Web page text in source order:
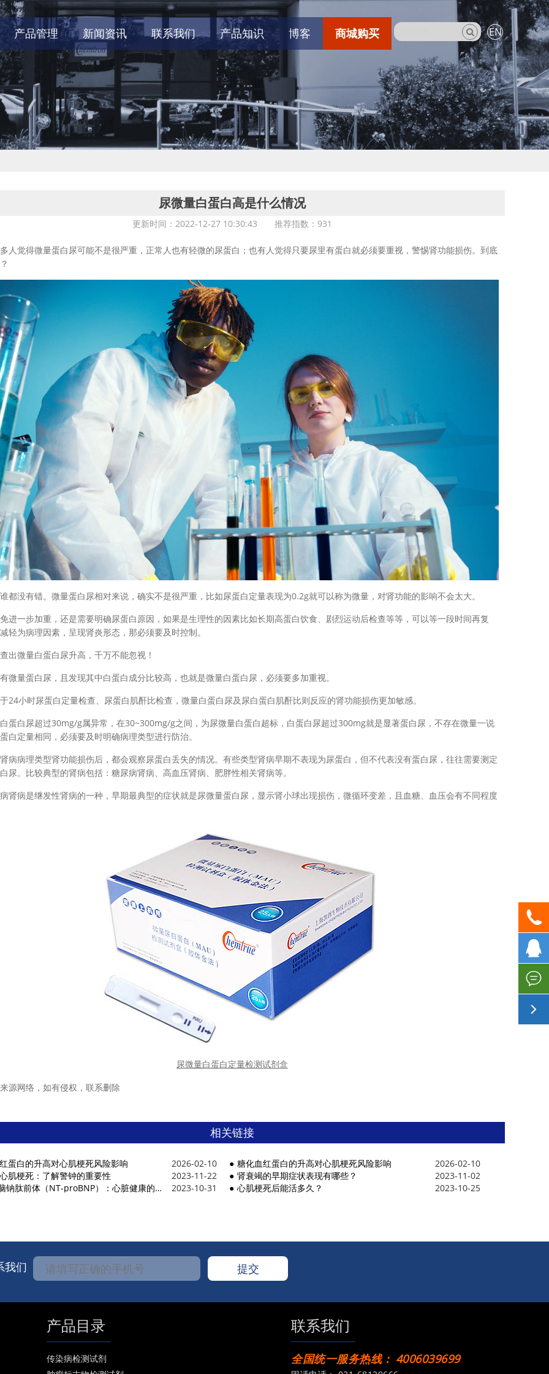
产品管理 新闻资讯 联系我们 产品知识 博客 商城购买 EN
尿微量白蛋白高是什么情况
更新时间：2022-12-27 10:30:43 推荐指数： 931
得微量蛋白尿可能不是很严重，正常人也有轻微的尿蛋白；也有人觉得只要尿里有蛋白就必须要重视，警惕肾功能损伤。到底
有错。微量蛋白尿相对来说，确实不是很严重，比如尿蛋白定量表现为0.2g就可以称为微量，对肾功能的影响不会太大。
步加重，还是需要明确尿蛋白原因，如果是生理性的因素比如长期高蛋白饮食、剧烈运动后检查等等，可以等一段时间再复
轻为病理因素，呈现肾炎形态，那必须要及时控制。
微量白蛋白尿升高，千万不能忽视！
蛋白尿，且发现其中白蛋白成分比较高，也就是微量白蛋白尿，必须要多加重视。
时尿蛋白定量检查、尿蛋白肌酐比检查，微量白蛋白尿及尿白蛋白肌酐比则反应的肾功能损伤更加敏感。
尿超过30mg/g属异常，在30~300mg/g之间，为尿微量白蛋白超标，白蛋白尿超过300mg就是显著蛋白尿，不存在微量一说
白定量相同，必须要及时明确病理类型进行防治。
理类型肾功能损伤后，都会观察尿蛋白丢失的情况。有些类型肾病早期不表现为尿蛋白，但不代表没有蛋白尿，往往需要测定
尿。比较典型的肾病包括：糖尿病肾病、高血压肾病、肥胖性相关肾病等。
是继发性肾病的一种，早期最典型的症状就是尿微量蛋白尿，显示肾小球出现损伤，微循环变差，且血糖、血压会有不同程度
尿微量白蛋白定量检测试剂盒
源网络，如有侵权，联系删除
相关链接
蛋白的升高对心肌梗死风险影响 2026-02-10 糖化血红蛋白的升高对心肌梗死风险影响
2026-02-10
肌梗死：了解警钟的重要性
2023-11-22 肾衰竭的早期症状表现有哪些？
2023-11-02
前体（NT-proBNP）：心脏健康的重要生物标志物和临床应用进展
2023-10-31 心肌梗死后能活多久？ 2023-10-25
我们
产品目录
传染病检测试剂
联系我们
全国统一服务热线： 4006039699


